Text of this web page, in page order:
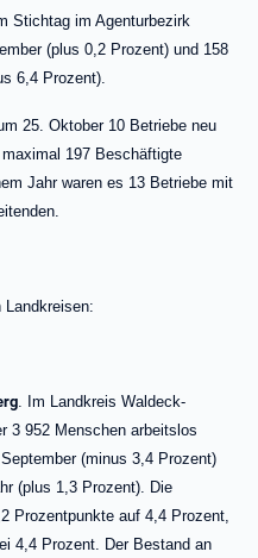
Stichtag im Agenturbezirk
(plus 0,2 Prozent) und 158
6,4 Prozent).
25. Oktober 10 Betriebe neu
197 Beschäftigte
Jahr waren es 13 Betriebe mit
Landkreisen:
. Im Landkreis Waldeck-
3 952 Menschen arbeitslos
(minus 3,4 Prozent)
(plus 1,3 Prozent). Die
Prozentpunkte auf 4,4 Prozent,
4,4 Prozent. Der Bestand an